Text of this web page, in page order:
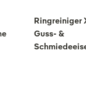
Ringreiniger
Guss- &